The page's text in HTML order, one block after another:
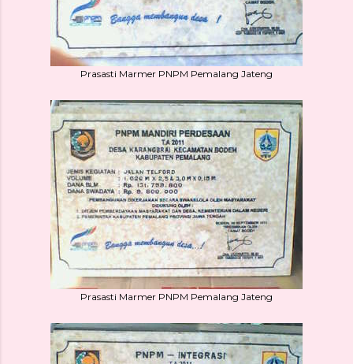
Prasasti Marmer PNPM Pemalang Jateng
Prasasti Marmer PNPM Pemalang Jateng